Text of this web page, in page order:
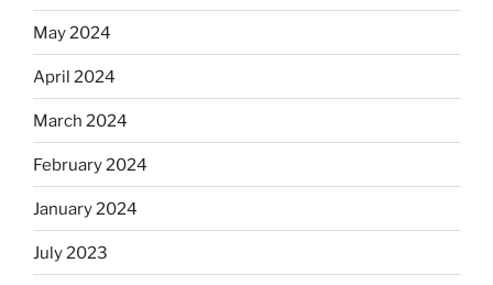
May 2024
April 2024
March 2024
February 2024
January 2024
July 2023